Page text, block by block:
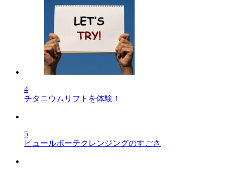
4
チタニウムリフトを体験！
5
ピュールボーテクレンジングのすごさ